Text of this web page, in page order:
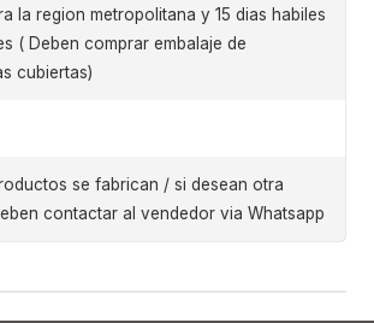
la region metropolitana y 15 dias habiles
( Deben comprar embalaje de
cubiertas)
se fabrican / si desean otra
contactar al vendedor via Whatsapp